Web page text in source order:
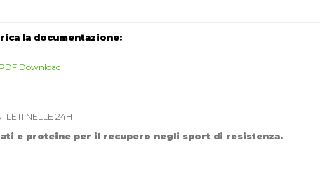
la documentazione:
PDF Download
NELLE 24H
e proteine per il recupero negli sport di resistenza.